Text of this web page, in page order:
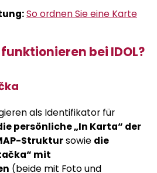
So ordnen Sie eine Karte
bei IDOL?
als Identifikator für
persönliche „In Karta“ der
Struktursowie die
mit
(beide mit Foto und